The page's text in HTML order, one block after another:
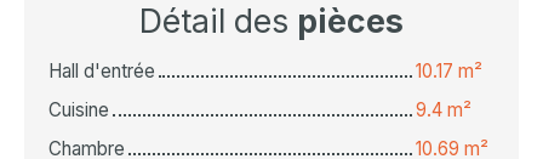
Détail des pièces
Hall d'entrée
10.17 m²
Cuisine
9.4 m²
Chambre
10.69 m²